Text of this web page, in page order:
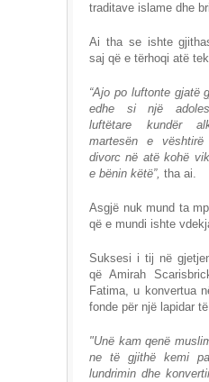
traditave islame dhe
Ai tha se ishte
saj që e tërhoqi atë
“Ajo po luftonte gjatë
edhe si një
luftëtare kundër
martesën e
divorc në atë kohë
e bënin këtë”, tha ai.
Asgjë nuk mund ta
që e mundi ishte
Suksesi i tij në
që Amirah
Fatima, u konvertua
fonde për një lapidar
"Unë kam qenë
ne të gjithë kemi
lundrimin dhe